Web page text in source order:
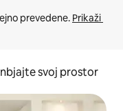
prevedene. Prikaži
svoj prostor